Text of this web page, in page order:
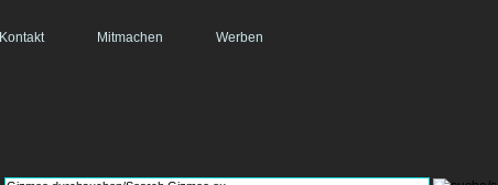
Kontakt Mitmachen Werben